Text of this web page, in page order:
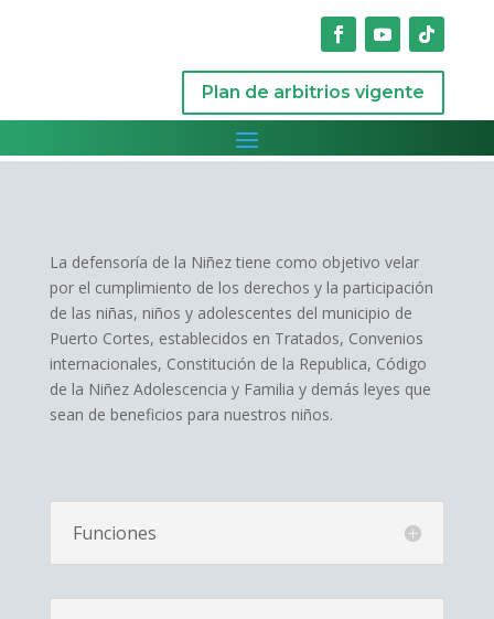
Plan de arbitrios vigente
La defensoría de la Niñez tiene como objetivo velar
por el cumplimiento de los derechos y la participación
de las niñas, niños y adolescentes del municipio de
Puerto Cortes, establecidos en Tratados, Convenios
internacionales, Constitución de la Republica, Código
de la Niñez Adolescencia y Familia y demás leyes que
sean de beneficios para nuestros niños.
Funciones